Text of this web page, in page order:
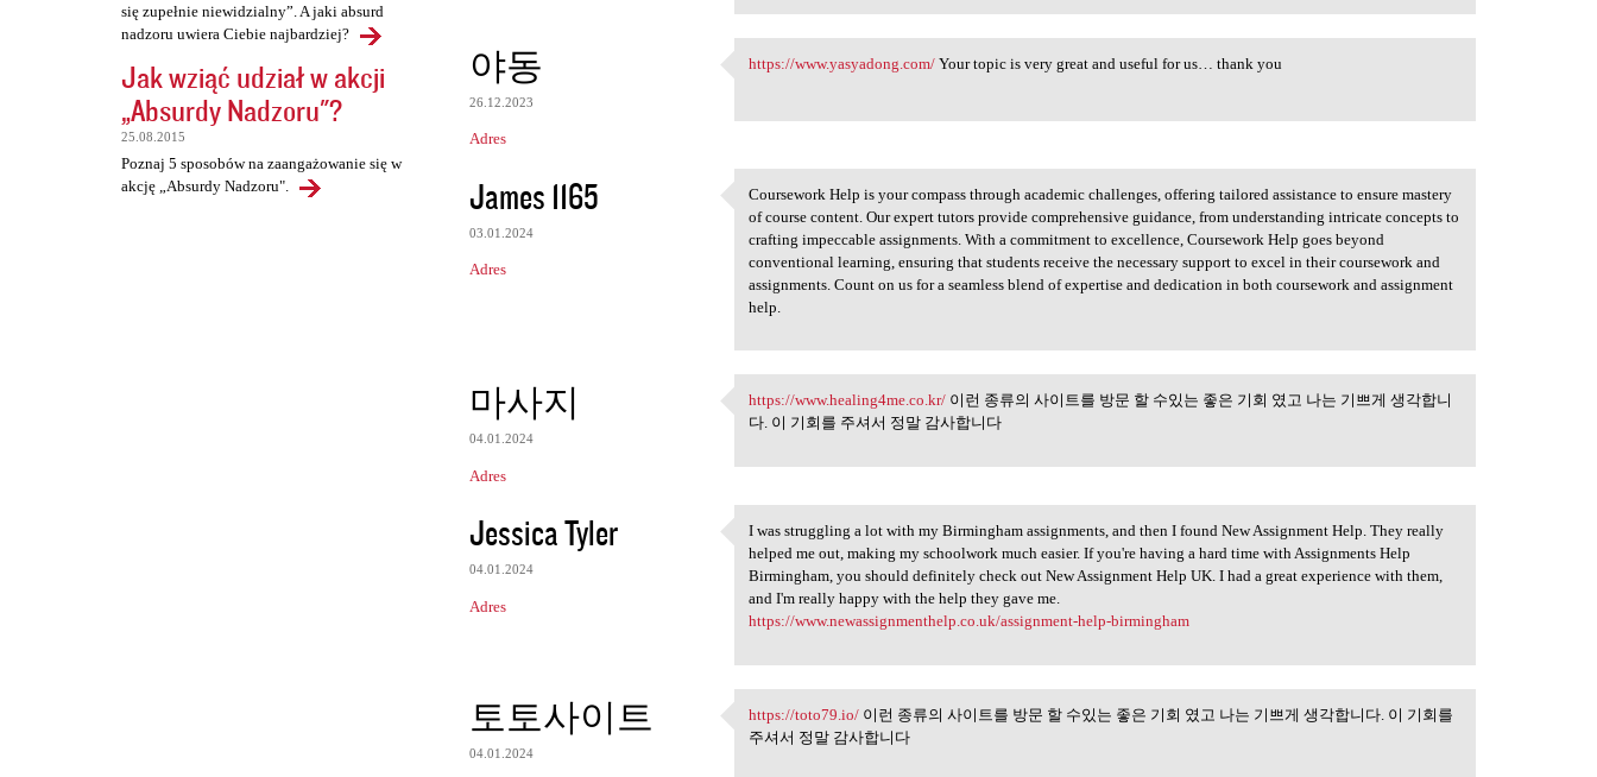
się zupełnie niewidzialny”. A jaki absurd
nadzoru uwiera Ciebie najbardziej?
Jak wziąć udział w akcji
„Absurdy Nadzoru"?
25.08.2015
Poznaj 5 sposobów na zaangażowanie się w
akcję „Absurdy Nadzoru".
야동
26.12.2023
Adres
https://www.yasyadong.com/
https://www.yasyadong.com/ Your topic is very great and useful for us… thank you
James 1165
03.01.2024
Adres
Coursework Help is your
Coursework Help is your compass through academic challenges, offering tailored assistance to ensure mastery
of course content. Our expert tutors provide comprehensive guidance, from understanding intricate concepts to
crafting impeccable assignments. With a commitment to excellence, Coursework Help goes beyond
conventional learning, ensuring that students receive the necessary support to excel in their coursework and
assignments. Count on us for a seamless blend of expertise and dedication in both coursework and assignment
help.
마사지
04.01.2024
Adres
https://www.healing4me.co.kr/
https://www.healing4me.co.kr/ 이런 종류의 사이트를 방문 할 수있는 좋은 기회 였고 나는 기쁘게 생각합니
다. 이 기회를 주셔서 정말 감사합니다
Jessica Tyler
04.01.2024
Adres
I was struggling a lot with
I was struggling a lot with my Birmingham assignments, and then I found New Assignment Help. They really
helped me out, making my schoolwork much easier. If you're having a hard time with Assignments Help
Birmingham, you should definitely check out New Assignment Help UK. I had a great experience with them,
and I'm really happy with the help they gave me.
https://www.newassignmenthelp.co.uk/assignment-help-birmingham
토토사이트
04.01.2024
https://toto79.io/ 이런 종류의
https://toto79.io/ 이런 종류의 사이트를 방문 할 수있는 좋은 기회 였고 나는 기쁘게 생각합니다. 이 기회를
주셔서 정말 감사합니다